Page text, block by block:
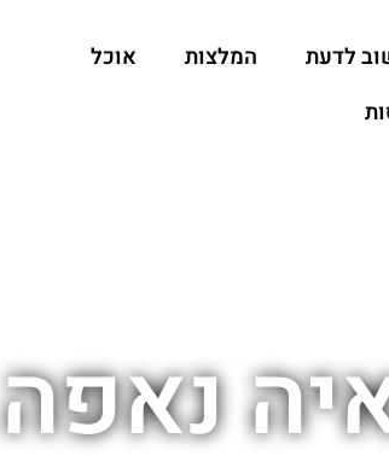
לדעת המלצות
אוכל
נאפה